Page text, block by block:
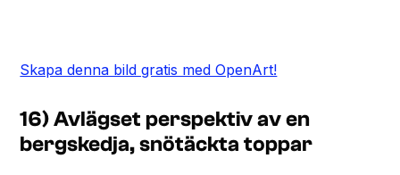
Skapa denna bild gratis med OpenArt!
16) Avlägset perspektiv av en
bergskedja, snötäckta toppar